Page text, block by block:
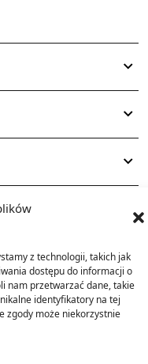
z technologii, takich jak
dostępu do informacji o
nam przetwarzać dane, takie
identyfikatory na tej
zgody może niekorzystnie